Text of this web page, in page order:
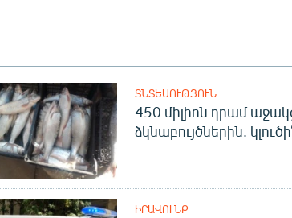
ՏՆՏԵՍՈՒԹՅՈՒՆ
450 միլիոն դրամ
ձկնաբույծներին.
ԻՐԱՎՈՒՆՔ